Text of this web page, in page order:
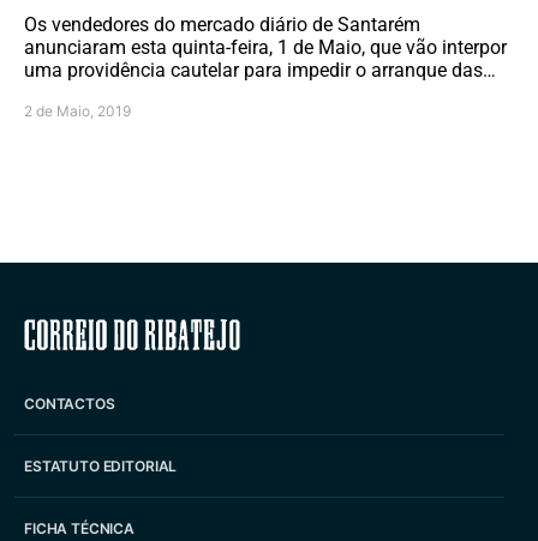
Os vendedores do mercado diário de Santarém
anunciaram esta quinta-feira, 1 de Maio, que vão interpor
uma providência cautelar para impedir o arranque das…
2 de Maio, 2019
Correio do Ribatejo
CONTACTOS
ESTATUTO EDITORIAL
FICHA TÉCNICA